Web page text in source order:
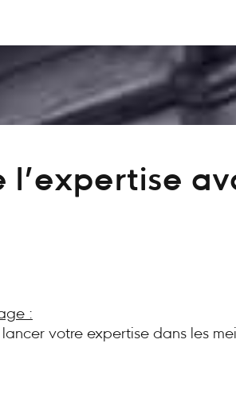
l’expertise
:
votre expertise dans les